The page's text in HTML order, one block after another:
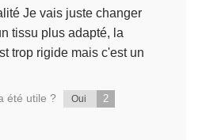
Je vais juste changer
tissu plus adapté, la
trop rigide mais c'est un
été utile ? Oui 2